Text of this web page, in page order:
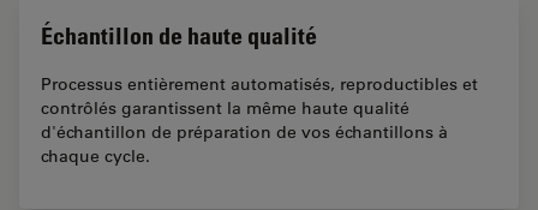
Échantillon de haute qualité
Processus entièrement automatisés, reproductibles et
contrôlés garantissent la même haute qualité
d'échantillon de préparation de vos échantillons à
chaque cycle.